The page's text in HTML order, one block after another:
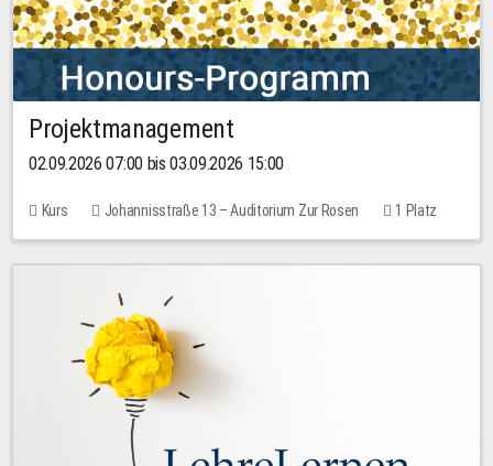
Projektmanagement
02.09.2026 07:00 bis 03.09.2026 15:00
Kurs Johannisstraße 13 – Auditorium Zur Rosen 1 Platz